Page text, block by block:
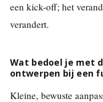
een kick-off; het
verandert.
Wat bedoel je met
ontwerpen bij een
Kleine, bewuste